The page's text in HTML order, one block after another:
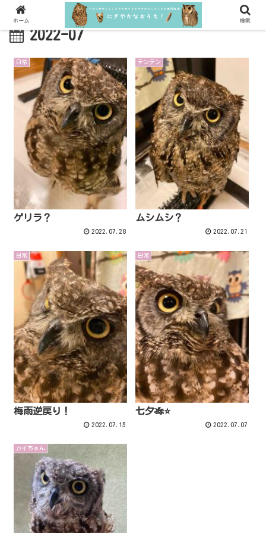
2022-07
日常
ゲリラ？
2022.07.28
テンテン
ムシムシ？
2022.07.21
日常
梅雨逆戻り！
2022.07.15
日常
七夕🎋⭐️
2022.07.07
カイちゃん
ホーム 検索